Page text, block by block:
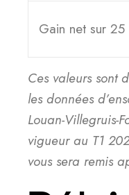
Gain net sur 25
Ces valeurs sont
les données
Louan-Villegruis-
vigueur au T1
vous sera remis